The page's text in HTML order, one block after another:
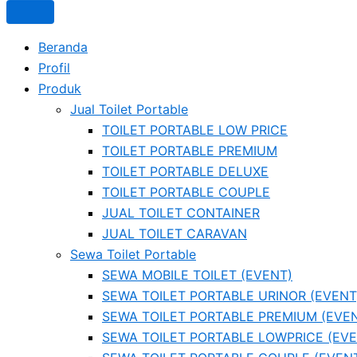
Beranda
Profil
Produk
Jual Toilet Portable
TOILET PORTABLE LOW PRICE
TOILET PORTABLE PREMIUM
TOILET PORTABLE DELUXE
TOILET PORTABLE COUPLE
JUAL TOILET CONTAINER
JUAL TOILET CARAVAN
Sewa Toilet Portable
SEWA MOBILE TOILET (EVENT)
SEWA TOILET PORTABLE URINOR
SEWA TOILET PORTABLE PREMIUM
SEWA TOILET PORTABLE LOWPRICE